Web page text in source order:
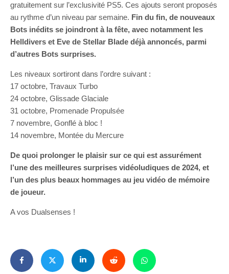
gratuitement sur l’exclusivité PS5. Ces ajouts seront proposés
au rythme d’un niveau par semaine. Fin du fin, de nouveaux
Bots inédits se joindront à la fête, avec notamment les
Helldivers et Eve de Stellar Blade déjà annoncés, parmi
d’autres Bots surprises.
Les niveaux sortiront dans l’ordre suivant :
17 octobre, Travaux Turbo
24 octobre, Glissade Glaciale
31 octobre, Promenade Propulsée
7 novembre, Gonflé à bloc !
14 novembre, Montée du Mercure
De quoi prolonger le plaisir sur ce qui est assurément
l’une des meilleures surprises vidéoludiques de 2024, et
l’un des plus beaux hommages au jeu vidéo de mémoire
de joueur.
A vos Dualsenses !